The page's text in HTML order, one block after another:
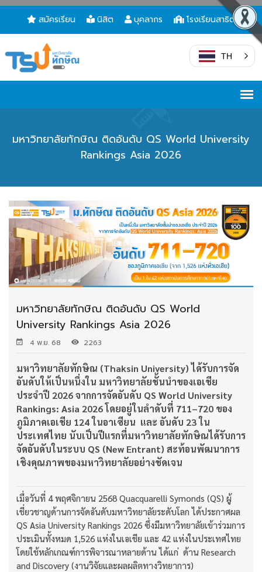
สมัครเรียน นิสิต บุคลากร โรงเรียนสาธิต
TH
มหาวิทยาลัยทักษิณ ติดอันดับ QS World University
Rankings Asia 2026
มหาวิทยาลัยทักษิณ ติดอันดับ QS World
University Rankings Asia 2026
4 พ.ย. 68 2263
มหาวิทยาลัยทักษิณ (Thaksin University) ได้รับการจัด
อันดับให้เป็นหนึ่งใน มหาวิทยาลัยชั้นนำของเอเชีย
ประจำปี 2026 จากการจัดอันดับ QS World University
Rankings: Asia 2026 โดยอยู่ในลำดับที่ 711–720 ของ
ภูมิภาคเอเชีย 124 ในอาเซียน และ อันดับ 23 ใน
ประเทศไทย นับเป็นปีแรกที่มหาวิทยาลัยทักษิณได้รับการ
จัดอันดับในระบบ QS (New Entrant) สะท้อนพัฒนาการ
เชิงคุณภาพของมหาวิทยาลัยอย่างชัดเจน
เมื่อวันที่ 4 พฤศจิกายน 2568 Quacquarelli Symonds (QS) ผู้
เชี่ยวชาญด้านการจัดอันดับมหาวิทยาลัยระดับโลก ได้ประกาศผล
QS Asia University Rankings 2026 ซึ่งมีมหาวิทยาลัยเข้าร่วมการ
ประเมินทั้งหมด 1,526 แห่งในเอเชีย และ 42 แห่งในประเทศไทย
โดยใช้หลักเกณฑ์การพิจารณาหลายด้าน ได้แก่ ด้าน Research
and Discovery (งานวิจัยและผลผลิตทางวิทยาการ)